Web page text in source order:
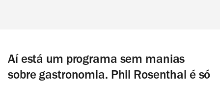
Aí está um programa sem manias
sobre gastronomia. Phil Rosenthal é só